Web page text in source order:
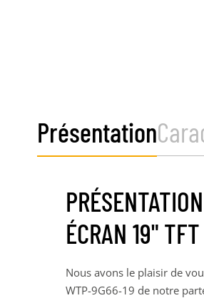
Présentation
ÉCRAN 19"
Nous avons le plaisir de
WTP-9G66-19 de notre